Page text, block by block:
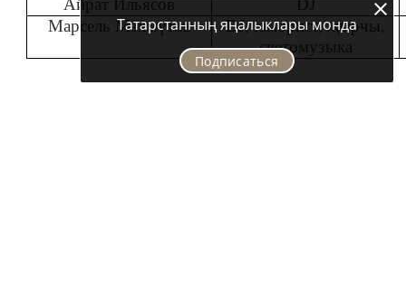
Айрат Ильясов
DJ
Марсель Мәхмүтов
DJ, юморист, җырчы,
светомузыка
Татарстанның яңалыклары монда
Подписаться